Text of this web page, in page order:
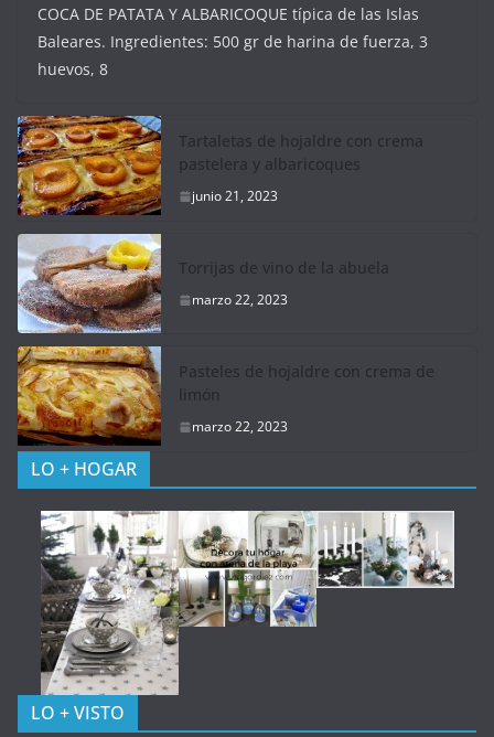
COCA DE PATATA Y ALBARICOQUE típica de las Islas
Baleares. Ingredientes: 500 gr de harina de fuerza, 3
huevos, 8
Tartaletas de hojaldre con crema
pastelera y albaricoques
junio 21, 2023
Torrijas de vino de la abuela
marzo 22, 2023
Pasteles de hojaldre con crema de
limón
marzo 22, 2023
LO + HOGAR
LO + VISTO